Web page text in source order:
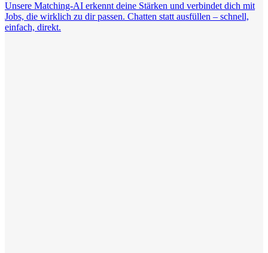
Unsere Matching-AI erkennt deine Stärken und verbindet dich mit
Jobs, die wirklich zu dir passen. Chatten statt ausfüllen – schnell,
einfach, direkt.